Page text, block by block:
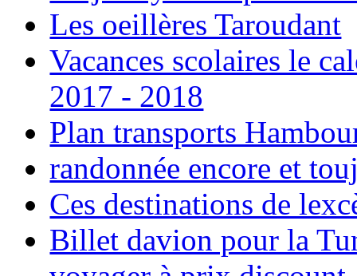
Les oeillères Taroudant
Vacances scolaires le
2017 - 2018
Plan transports
randonnée encore et
Ces destinations de
Billet davion pour la